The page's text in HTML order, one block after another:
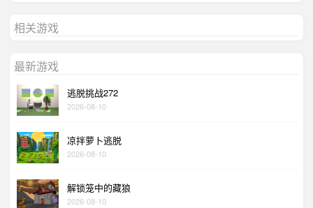
相关游戏
最新游戏
逃脱挑战272
2026-08-10
凉拌萝卜逃脱
2026-08-10
解锁笼中的藏狼
2026-08-10